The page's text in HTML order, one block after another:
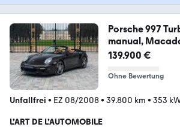
Porsche 997
manual,
139.900 €
Ohne Bewertung
Unfallfrei • EZ 08/2008• 39.800 km • 353
L’ART DE L’AUTOMOBILE